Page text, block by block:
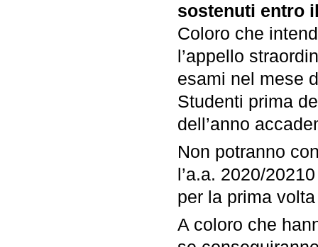
sostenuti entro
Coloro che
l’appello
esami nel mese
Studenti prima
dell’anno
Non potranno
l’a.a. 2020/
per la prima
A coloro che